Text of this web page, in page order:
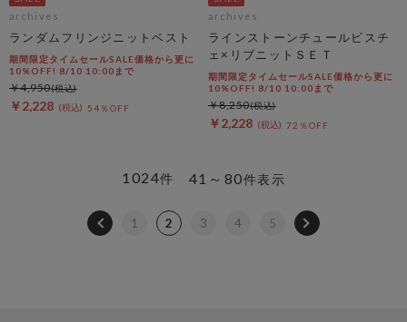
archives
ランダムフリンジニットベスト
期間限定タイムセールSALE価格から更に
10%OFF! 8/10 10:00まで
￥2,228 54％OFF
￥4,950
archives
ラインストーンチュールビスチ
ェ×リブニットＳＥＴ
期間限定タイムセールSALE価格から更に
10%OFF! 8/10 10:00まで
￥2,228 72％OFF
￥8,250
41～80件表示
1024件
1 2 3 4 5